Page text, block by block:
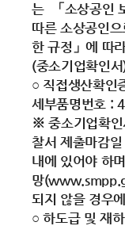
는 「소상공인
따른 소상공인
한 규정」에 따
(중소기업확인
○ 직접생산확인
세부품명번호 :
※ 중소기업확인
찰서 제출마감
내에 있어야 하
망
되지 않을 경우
○ 하도급 및 재